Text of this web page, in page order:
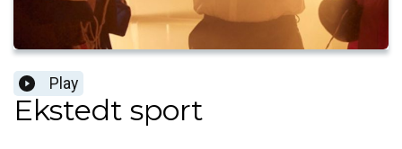
Play
Ekstedt sport